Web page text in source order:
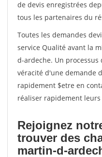
de devis enregistrées
tous les partenaires du
Toutes les demandes
service Qualité avant la
d-ardeche. Un
véracité d'une demande
rapidement $etre en
réaliser rapidement
Rejoignez
trouver des
martin-d-